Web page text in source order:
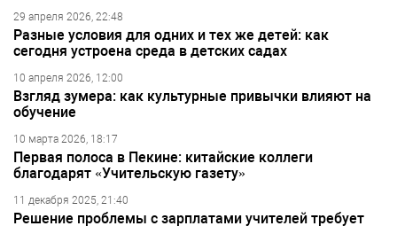
29 апреля 2026, 22:48
Разные условия для одних и тех же детей: как
сегодня устроена среда в детских садах
10 апреля 2026, 12:00
Взгляд зумера: как культурные привычки влияют на
обучение
10 марта 2026, 18:17
Первая полоса в Пекине: китайские коллеги
благодарят «Учительскую газету»
11 декабря 2025, 21:40
Решение проблемы с зарплатами учителей требует